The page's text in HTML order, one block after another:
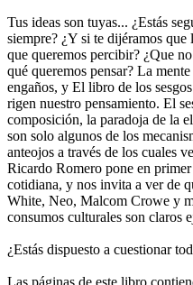
Tus ideas son tuyas... ¿Estás
siempre? ¿Y si te dijéramos
que queremos percibir? ¿Que
qué queremos pensar? La
engaños, y El libro de los
rigen nuestro pensamiento. El
composición, la paradoja de la
son solo algunos de los
anteojos a través de los cuales
Ricardo Romero pone en
cotidiana, y nos invita a ver de
White, Neo, Malcom Crowe y
consumos culturales son claros
¿Estás dispuesto a cuestionar
Las páginas de este libro